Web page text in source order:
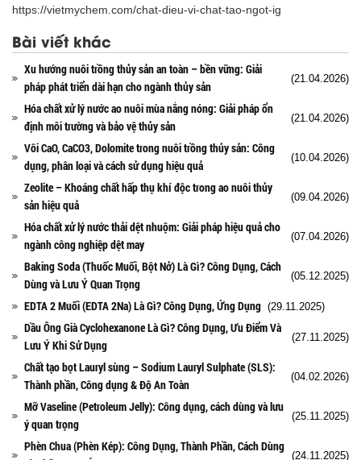
https://vietmychem.com/chat-dieu-vi-chat-tao-ngot-ig
Bài viết khác
Xu hướng nuôi trồng thủy sản an toàn – bền vững: Giải
pháp phát triển dài hạn cho ngành thủy sản
(21.04.2026)
Hóa chất xử lý nước ao nuôi mùa nắng nóng: Giải pháp ổn
định môi trường và bảo vệ thủy sản
(21.04.2026)
Vôi CaO, CaCO3, Dolomite trong nuôi trồng thủy sản: Công
dụng, phân loại và cách sử dụng hiệu quả
(10.04.2026)
Zeolite – Khoáng chất hấp thụ khí độc trong ao nuôi thủy
sản hiệu quả
(09.04.2026)
Hóa chất xử lý nước thải dệt nhuộm: Giải pháp hiệu quả cho
ngành công nghiệp dệt may
(07.04.2026)
Baking Soda (Thuốc Muối, Bột Nở) Là Gì? Công Dụng, Cách
Dùng và Lưu Ý Quan Trọng
(05.12.2025)
EDTA 2 Muối (EDTA 2Na) Là Gì? Công Dụng, Ứng Dụng (29.11.2025)
Dầu Ông Già Cyclohexanone Là Gì? Công Dụng, Ưu Điểm Và
Lưu Ý Khi Sử Dụng
(27.11.2025)
Chất tạo bọt Lauryl sùng – Sodium Lauryl Sulphate (SLS):
Thành phần, Công dụng & Độ An Toàn
(04.02.2026)
Mỡ Vaseline (Petroleum Jelly): Công dụng, cách dùng và lưu
ý quan trọng
(25.11.2025)
Phèn Chua (Phèn Kép): Công Dụng, Thành Phần, Cách Dùng
(24.11.2025)